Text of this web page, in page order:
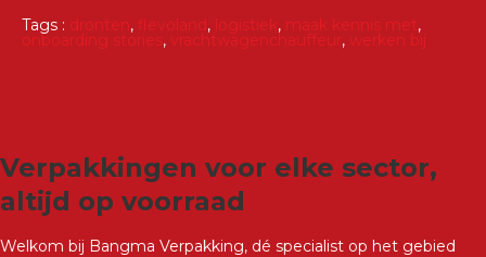
Tags : dronten, flevoland, logistiek, maak kennis met,
onboarding stories, vrachtwagenchauffeur, werken bij
Verpakkingen voor elke sector,
altijd op voorraad
Welkom bij Bangma Verpakking, dé specialist op het gebied